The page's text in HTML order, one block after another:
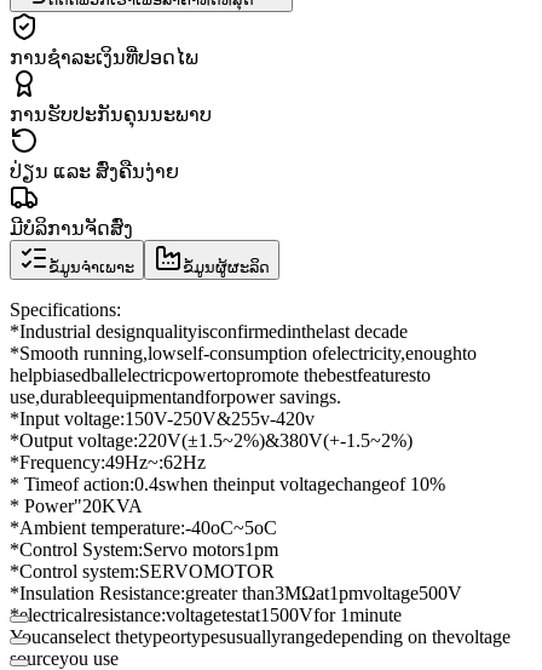
ການຊຳລະເງິນທີ່ປອດໄພ
ການຮັບປະກັນຄຸນນະພາບ
ປ່ຽນ ແລະ ສົ່ງຄືນງ່າຍ
ມີບໍລິການຈັດສົ່ງ
ຂໍ້ມູນຈຳເພາະ ຂໍ້ມູນຜູ້ຜະລິດ
Specifications:
*Industrial designqualityisconfirmedinthelast decade
*Smooth running,lowself-consumption ofelectricity,enoughto
helpbiasedballelectricpowertopromote thebestfeaturesto
use,durableequipmentandforpower savings.
*Input voltage:150V-250V&255v-420v
*Output voltage:220V(±1.5~2%)&380V(+-1.5~2%)
*Frequency:49Hz~:62Hz
* Timeof action:0.4swhen theinput voltagechangeof 10%
* Power"20KVA
*Ambient temperature:-40oC~5oC
*Control System:Servo motors1pm
*Control system:SERVOMOTOR
*Insulation Resistance:greater than3MΩat1pmvoltage500V
*electricalresistance:voltagetestat1500Vfor 1minute
Youcanselect thetypeortypesusuallyrangedepending on thevoltage
sourceyou use